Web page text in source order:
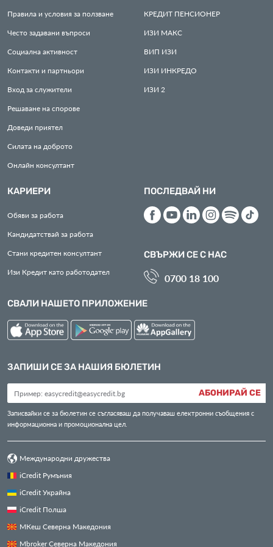
Правила и условия за ползване
Често задавани въпроси
Социална активност
Контакти и партньори
Вход за служители
Решаване на спорове
Доведи приятел
Силата на доброто
Онлайн консултант
КРЕДИТ ПЕНСИОНЕР
ИЗИ МАКС
ВИП ИЗИ
ИЗИ ИНКРЕДО
ИЗИ 2
КАРИЕРИ
Обяви за работа
Кандидатствай за работа
Стани кредитен консултант
Изи Кредит като работодател
ПОСЛЕДВАЙ НИ
СВЪРЖИ СЕ С НАС
0700 18 100
СВАЛИ НАШЕТО ПРИЛОЖЕНИЕ
ЗАПИШИ СЕ ЗА НАШИЯ БЮЛЕТИН
АБОНИРАЙ СЕ
Записвайки се за бюлетин се съгласяваш да получаваш електронни съобщения с
информационна и промоционална цел.
Международни дружества
iCredit Румъния
iCredit Украйна
iCredit Полша
МКеш Северна Македония
Mbroker Северна Македония